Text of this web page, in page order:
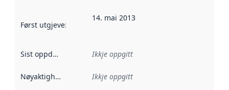
Først utgjeve:
14. mai 2013
Sist oppdatert Ikkje oppgitt
Nøyaktigheit Ikkje oppgitt